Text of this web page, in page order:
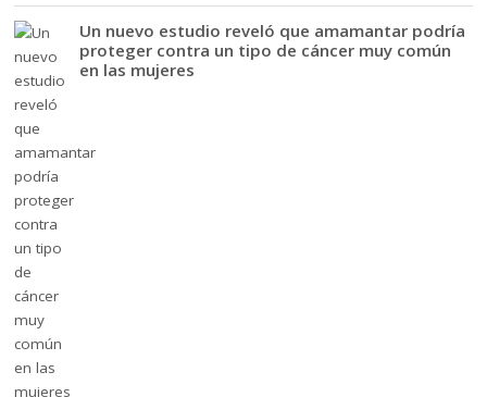
Un nuevo estudio reveló que amamantar podría
proteger contra un tipo de cáncer muy común
en las mujeres